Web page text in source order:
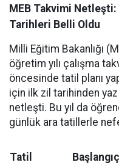
MEB Takvimi Netleşti:
Tarihleri Belli Oldu
Milli Eğitim Bakanlığı
öğretim yılı çalışma
öncesinde tatil planı
için ilk zil tarihinden
netleşti. Bu yıl da
günlük ara tatillerle
Tatil
Başlangıç